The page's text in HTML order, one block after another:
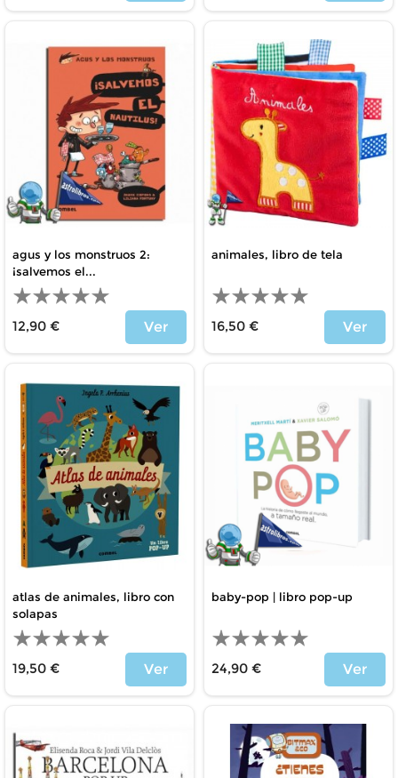
agus y los monstruos 2:
¡salvemos el...
12,90 €
Ver
animales, libro de tela
16,50 €
Ver
atlas de animales, libro con
solapas
19,50 €
Ver
baby-pop | libro pop-up
24,90 €
Ver